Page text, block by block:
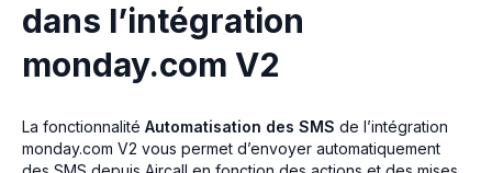
dans l’intégration
monday.com V2
La fonctionnalité Automatisation des SMS de l’intégration
monday.com V2 vous permet d’envoyer automatiquement